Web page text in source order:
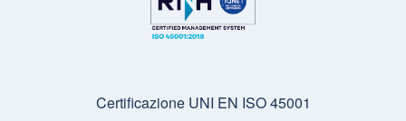
Certificazione UNI EN ISO 45001